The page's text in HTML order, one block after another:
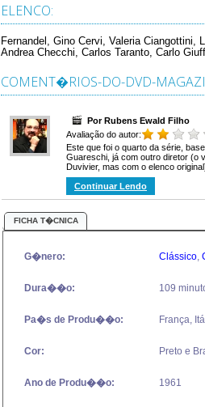
ELENCO:
Fernandel, Gino Cervi, Valeria Ciangottini,
Andrea Checchi, Carlos Taranto, Carlo
COMENT�RIOS-DO-DVD-
Por Rubens Ewald Filho
Avaliação do autor:
Este que foi o quarto da série,
Guareschi, já com outro diretor (o
Duvivier, mas com o elenco
Continuar Lendo
FICHA T�CNICA
G�nero: Clássico,
Dura��o: 109
Pa�s de Produ��o: França,
Cor: Preto e
Ano de Produ��o: 1961